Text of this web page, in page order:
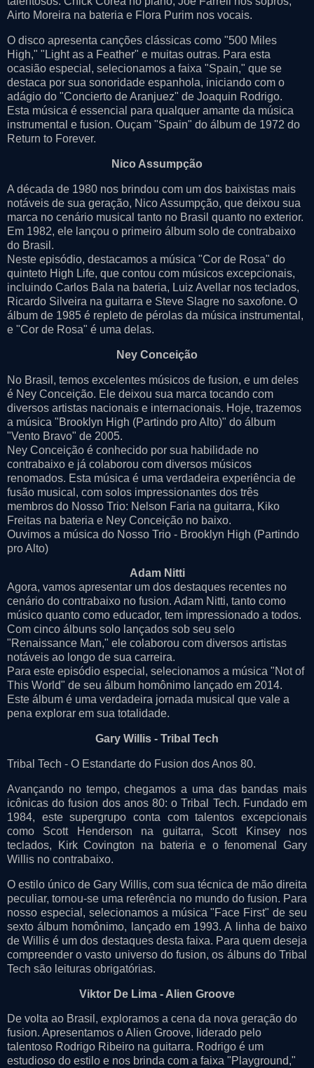
Airto Moreira na bateria e Flora Purim nos vocais.
O disco apresenta canções clássicas como "500 Miles
High," "Light as a Feather" e muitas outras. Para esta
ocasião especial, selecionamos a faixa "Spain," que se
destaca por sua sonoridade espanhola, iniciando com o
adágio do "Concierto de Aranjuez" de Joaquin Rodrigo.
Esta música é essencial para qualquer amante da música
instrumental e fusion. Ouçam "Spain" do álbum de 1972 do
Return to Forever.
Nico Assumpção
A década de 1980 nos brindou com um dos baixistas mais
notáveis de sua geração, Nico Assumpção, que deixou sua
marca no cenário musical tanto no Brasil quanto no exterior.
Em 1982, ele lançou o primeiro álbum solo de contrabaixo
do Brasil.
Neste episódio, destacamos a música "Cor de Rosa" do
quinteto High Life, que contou com músicos excepcionais,
incluindo Carlos Bala na bateria, Luiz Avellar nos teclados,
Ricardo Silveira na guitarra e Steve Slagre no saxofone. O
álbum de 1985 é repleto de pérolas da música instrumental,
e "Cor de Rosa" é uma delas.
Ney Conceição
No Brasil, temos excelentes músicos de fusion, e um deles
é Ney Conceição. Ele deixou sua marca tocando com
diversos artistas nacionais e internacionais. Hoje, trazemos
a música "Brooklyn High (Partindo pro Alto)" do álbum
"Vento Bravo" de 2005.
Ney Conceição é conhecido por sua habilidade no
contrabaixo e já colaborou com diversos músicos
renomados. Esta música é uma verdadeira experiência de
fusão musical, com solos impressionantes dos três
membros do Nosso Trio: Nelson Faria na guitarra, Kiko
Freitas na bateria e Ney Conceição no baixo.
Ouvimos a música do Nosso Trio - Brooklyn High (Partindo
pro Alto)
Adam Nitti
Agora, vamos apresentar um dos destaques recentes no
cenário do contrabaixo no fusion. Adam Nitti, tanto como
músico quanto como educador, tem impressionado a todos.
Com cinco álbuns solo lançados sob seu selo
"Renaissance Man," ele colaborou com diversos artistas
notáveis ao longo de sua carreira.
Para este episódio especial, selecionamos a música "Not of
This World" de seu álbum homônimo lançado em 2014.
Este álbum é uma verdadeira jornada musical que vale a
pena explorar em sua totalidade.
Gary Willis - Tribal Tech
Tribal Tech - O Estandarte do Fusion dos Anos 80.
Avançando no tempo, chegamos a uma das bandas mais
icônicas do fusion dos anos 80: o Tribal Tech. Fundado em
1984, este supergrupo conta com talentos excepcionais
como Scott Henderson na guitarra, Scott Kinsey nos
teclados, Kirk Covington na bateria e o fenomenal Gary
Willis no contrabaixo.
O estilo único de Gary Willis, com sua técnica de mão direita
peculiar, tornou-se uma referência no mundo do fusion. Para
nosso especial, selecionamos a música "Face First" de seu
sexto álbum homônimo, lançado em 1993. A linha de baixo
de Willis é um dos destaques desta faixa. Para quem deseja
compreender o vasto universo do fusion, os álbuns do Tribal
Tech são leituras obrigatórias.
Viktor De Lima - Alien Groove
De volta ao Brasil, exploramos a cena da nova geração do
fusion. Apresentamos o Alien Groove, liderado pelo
talentoso Rodrigo Ribeiro na guitarra. Rodrigo é um
estudioso do estilo e nos brinda com a faixa "Playground,"